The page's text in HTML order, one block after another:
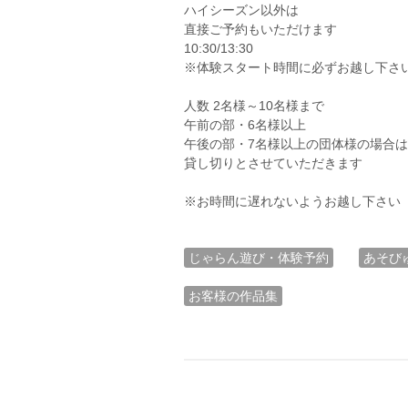
ハイシーズン以外は
直接ご予約もいただけます
10:30/13:30
※体験スタート時間に必ずお越し下さ
人数 2名様～10名様まで
午前の部・6名様以上
午後の部・7名様以上の団体様の場合は
貸し切りとさせていただきます
※お時間に遅れないようお越し下さい
じゃらん遊び・体験予約 あそび
お客様の作品集